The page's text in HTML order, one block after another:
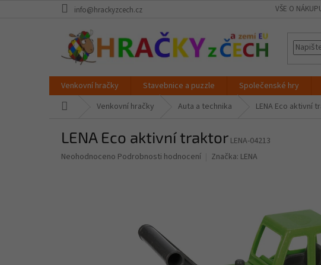
info@hrackyzcech.cz VŠE O
Venkovní hračky Stavebnice a puzzle Společenské hry
Venkovní hračky Auta a technika LENA Eco aktivní
LENA Eco aktivní traktor LENA-04213
Průměrné
Neohodnoceno Podrobnosti hodnocení Značka: LENA